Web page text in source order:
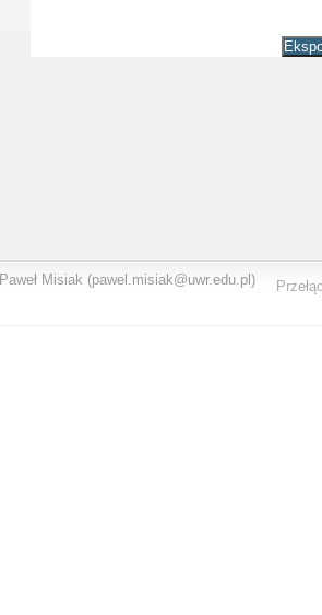
Paweł Misiak (pawel.misiak@uwr.edu.pl)